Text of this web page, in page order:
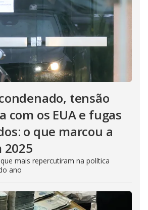
tensão
com os EUA e fugas
o que marcou a
2025
mais repercutiram na política
ano